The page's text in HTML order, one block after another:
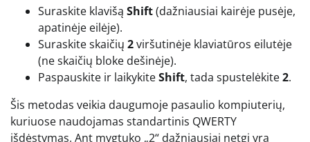
Suraskite klavišą Shift(dažniausiai kairėje pusėje,
apatinėje eilėje).
Suraskite skaičių 2viršutinėje klaviatūros eilutėje
(ne skaičių bloke dešinėje).
Paspauskite ir laikykiteShift, tada spustelėkite2.
Šis metodas veikia daugumoje pasaulio kompiuterių,
kuriuose naudojamas standartinis QWERTY
išdėstymas. Ant mygtuko „2“ dažniausiai netgi yra